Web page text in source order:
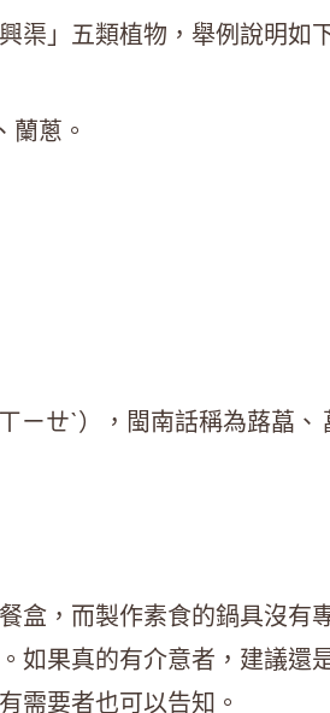
渠」五類植物，舉例說明如
蘭蔥。
ㄧㄝˋ），閩南話稱為蕗藠、
盒，而製作素食的鍋具沒
如果真的有介意者，建議還
需要者也可以告知。